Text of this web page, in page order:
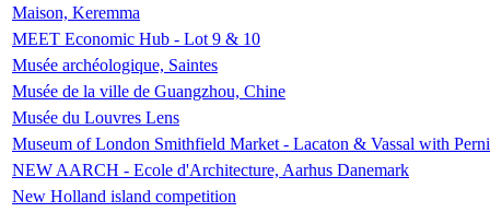
Maison, Keremma
MEET Economic Hub - Lot 9 & 10
Musée archéologique, Saintes
Musée de la ville de Guangzhou, Chine
Musée du Louvres Lens
Museum of London Smithfield Market - Lacaton & Vassal with
NEW AARCH - Ecole d'Architecture, Aarhus Danemark
New Holland island competition